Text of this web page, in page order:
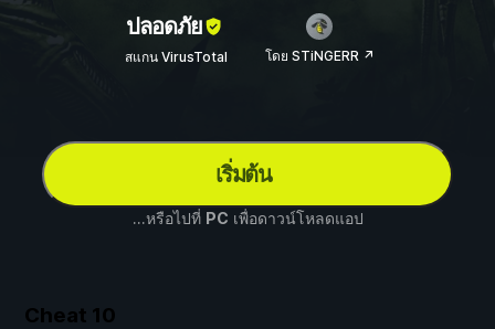
ปลอดภัย
สแกน VirusTotal โดย STiNGERR ↗
เริ่มต้น
...หรือไปที่ PC เพื่อดาวน์โหลดแอป
Cheat 10